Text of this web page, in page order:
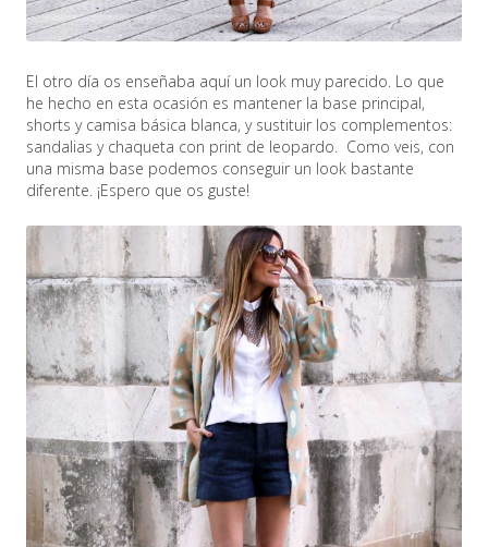
El otro día os enseñaba aquí un look muy parecido. Lo que
he hecho en esta ocasión es mantener la base principal,
shorts y camisa básica blanca, y sustituir los complementos:
sandalias y chaqueta con print de leopardo. Como veis, con
una misma base podemos conseguir un look bastante
diferente. ¡Espero que os guste!